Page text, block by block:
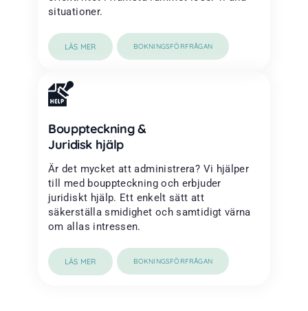
situationer.
LÄS MER BOKNINGSFÖRFRÅGAN
Bouppteckning &
Juridisk hjälp
Är det mycket att administrera? Vi hjälper
till med bouppteckning och erbjuder
juridiskt hjälp. Ett enkelt sätt att
säkerställa smidighet och samtidigt värna
om allas intressen.
LÄS MER BOKNINGSFÖRFRÅGAN